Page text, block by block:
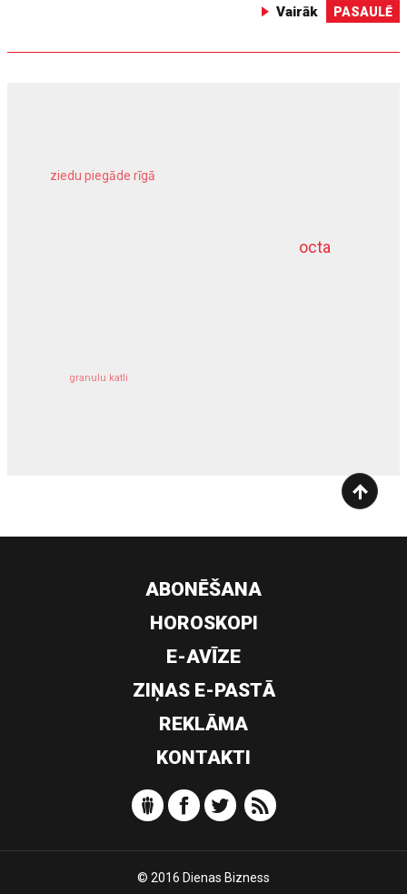
Vairāk PASAULĒ
octa
ziedu piegāde rīgā
granulu katli
dziļurbums
ABONĒŠANA
HOROSKOPI
E-AVĪZE
ZIŅAS E-PASTĀ
REKLĀMA
KONTAKTI
© 2016 Dienas Bizness